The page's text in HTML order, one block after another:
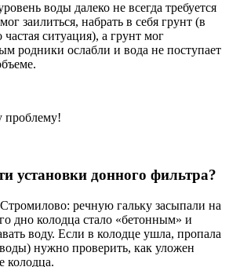
воды далеко не всегда требуется
заилиться, набрать в себя грунт (в
ситуация), а грунт мог
родники ослабли и вода не поступает
проблему!
установки донного фильтра?
речную гальку засыпали на
дно колодца стало «бетонным» и
воду. Если в колодце ушла, пропала
нужно проверить, как уложен
колодца.